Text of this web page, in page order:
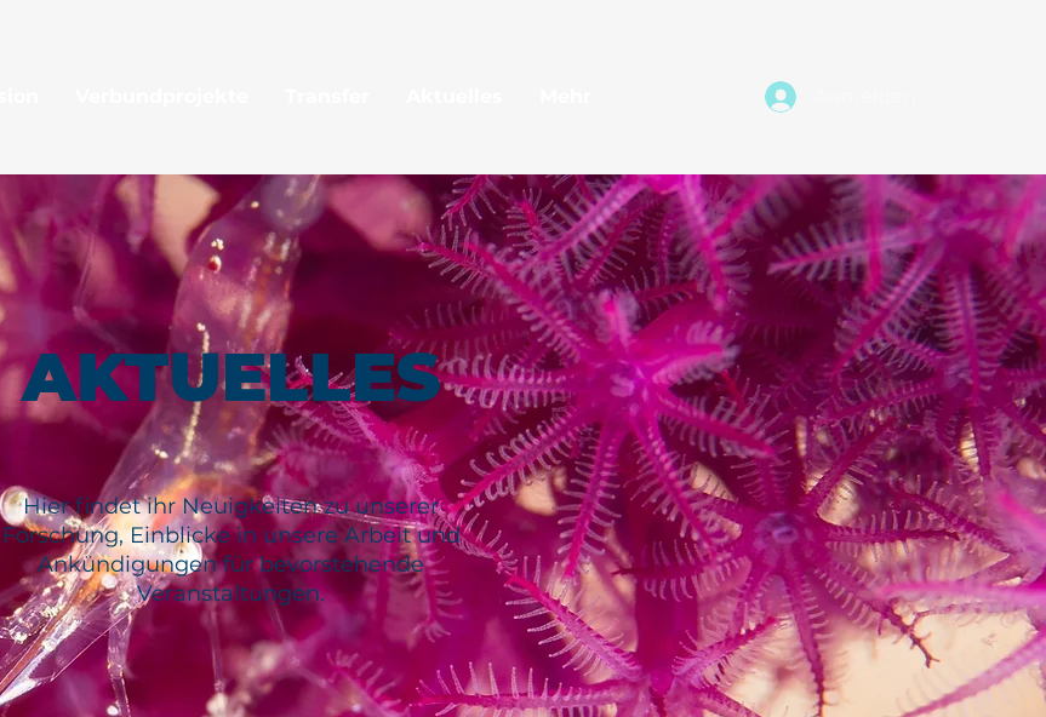
AKTUELLES
Hier findet ihr Neuigkeiten zu unserer
Forschung, Einblicke in unsere Arbeit und
Ankündigungen für bevorstehende
Veranstaltungen.